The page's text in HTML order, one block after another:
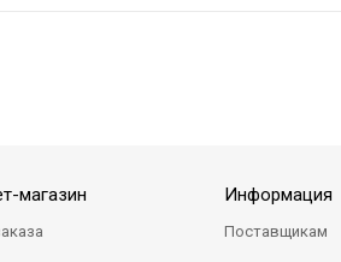
магазин Информация
Поставщикам